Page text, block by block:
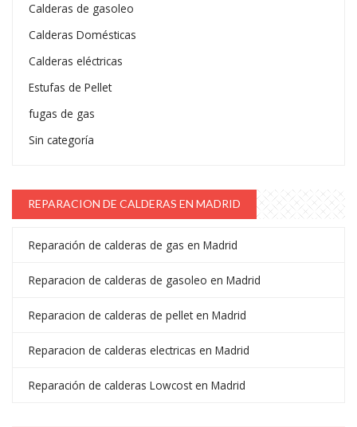
Calderas de gasoleo
Calderas Domésticas
Calderas eléctricas
Estufas de Pellet
fugas de gas
Sin categoría
REPARACION DE CALDERAS EN MADRID
Reparación de calderas de gas en Madrid
Reparacion de calderas de gasoleo en Madrid
Reparacion de calderas de pellet en Madrid
Reparacion de calderas electricas en Madrid
Reparación de calderas Lowcost en Madrid